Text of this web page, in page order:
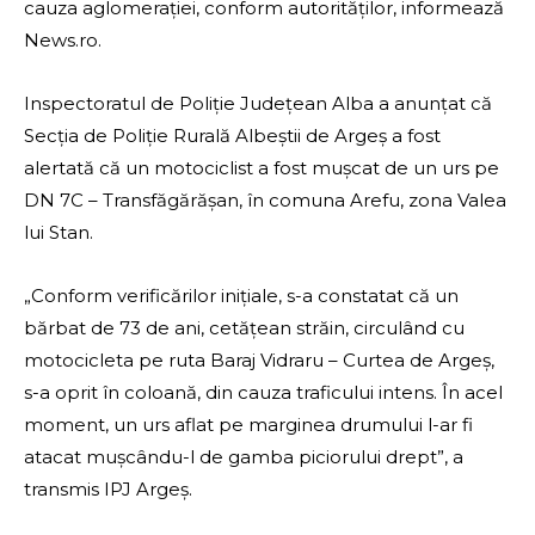
cauza aglomerației, conform autorităților, informează
News.ro.
Inspectoratul de Poliție Județean Alba a anunțat că
Secția de Poliție Rurală Albeștii de Argeș a fost
alertată că un motociclist a fost mușcat de un urs pe
DN 7C – Transfăgărășan, în comuna Arefu, zona Valea
lui Stan.
„Conform verificărilor inițiale, s-a constatat că un
bărbat de 73 de ani, cetățean străin, circulând cu
motocicleta pe ruta Baraj Vidraru – Curtea de Argeș,
s-a oprit în coloană, din cauza traficului intens. În acel
moment, un urs aflat pe marginea drumului l-ar fi
atacat mușcându-l de gamba piciorului drept”, a
transmis IPJ Argeș.